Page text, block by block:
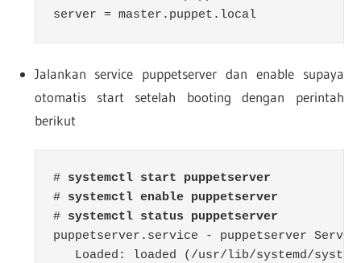
server = master.puppet.local
Jalankan service puppetserver dan enable supaya
otomatis start setelah booting dengan perintah
berikut
# systemctl start puppetserver
#
# systemctl status puppetserver
puppetserver.service - puppetserver
Loaded: loaded (/usr/lib/systemd/